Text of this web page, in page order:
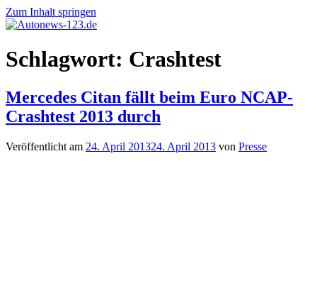
Zum Inhalt springen
Autonews-
123.de
Autonews
mit
Schlagwort: Crashtest
Mercedes Citan fällt beim Euro NCAP-
Crashtest 2013 durch
Veröffentlicht am 24. April 201324. April 2013 von Presse